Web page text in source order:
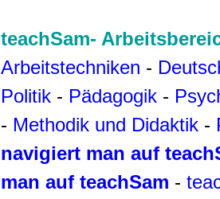
teachSam-
Arbeitstechniken -
Politik - Pädagogik -
- Methodik und Didaktik -
navigiert man auf
man auf teachSam -